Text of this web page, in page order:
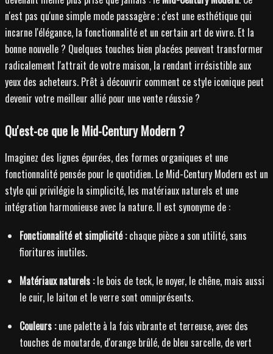
n'est pas qu'une simple mode passagère ; c'est une esthétique qui
incarne l'élégance, la fonctionnalité et un certain art de vivre. Et la
bonne nouvelle ? Quelques touches bien placées peuvent transformer
radicalement l'attrait de votre maison, la rendant irrésistible aux
yeux des acheteurs. Prêt à découvrir comment ce style iconique peut
devenir votre meilleur allié pour une vente réussie ?
Qu'est-ce que le Mid-Century Modern ?
Imaginez des lignes épurées, des formes organiques et une
fonctionnalité pensée pour le quotidien. Le Mid-Century Modern est un
style qui privilégie la simplicité, les matériaux naturels et une
intégration harmonieuse avec la nature. Il est synonyme de :
Fonctionnalité et simplicité :chaque pièce a son utilité, sans
fioritures inutiles.
Matériaux naturels :le bois de teck, le noyer, le chêne, mais aussi
le cuir, le laiton et le verre sont omniprésents.
Couleurs :une palette à la fois vibrante et terreuse, avec des
touches de moutarde, d'orange brûlé, de bleu sarcelle, de vert